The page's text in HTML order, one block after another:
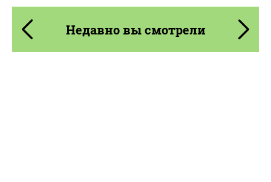
Недавно вы смотрели